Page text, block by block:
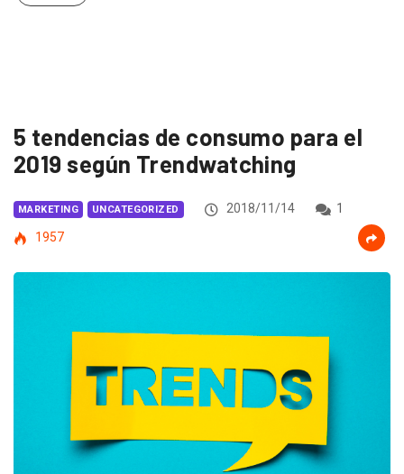
5 tendencias de consumo para el
2019 según Trendwatching
MARKETING UNCATEGORIZED 2018/11/14
1
1957